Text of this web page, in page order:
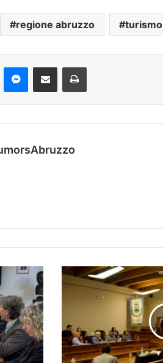
regione abruzzo turismo